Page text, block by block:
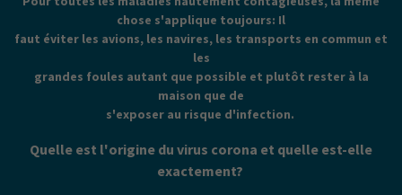
chose s'applique toujours: Il
faut éviter les avions, les navires, les transports en commun et
les
grandes foules autant que possible et plutôt rester à la
maison que de
s'exposer au risque d'infection.
Quelle est l'origine du virus corona et quelle est-elle
exactement?